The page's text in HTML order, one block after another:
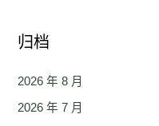
归档
2026 年 8 月
2026 年 7 月